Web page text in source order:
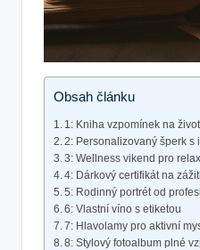
Obsah článku
1: Kniha vzpomínek na život
2: Personalizovaný šperk s
3: Wellness vikend pro
4: Dárkový certifikát na
5: Rodinný portrét od
6: Vlastní víno s etiketou
7: Hlavolamy pro aktivní
8: Stylový fotoalbum plné